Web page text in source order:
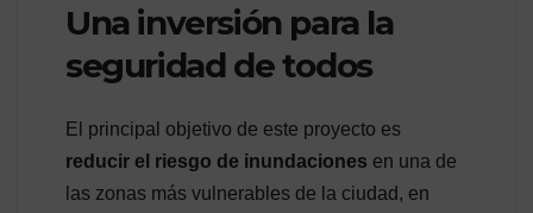
Una inversión para la
seguridad de todos
El principal objetivo de este proyecto es
reducir el riesgo de inundaciones en una de
las zonas más vulnerables de la ciudad, en